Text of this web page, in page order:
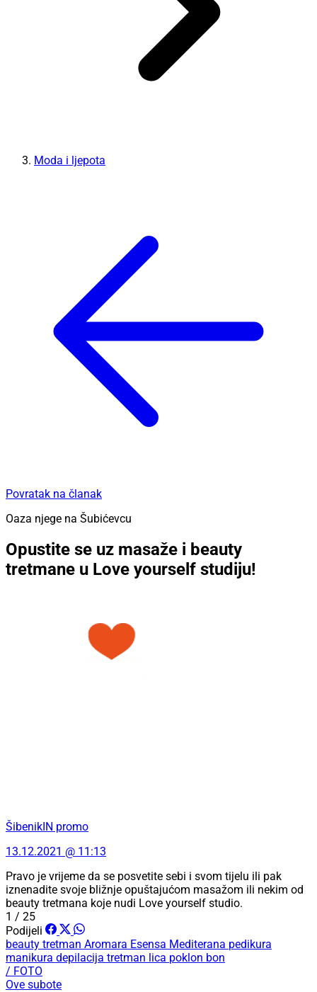
Moda i ljepota
Povratak na članak
Oaza njege na Šubićevcu
Opustite se uz masaže i beauty
tretmane u Love yourself studiju!
ŠibenikIN promo
13.12.2021 @ 11:13
Pravo je vrijeme da se posvetite sebi i svom tijelu ili pak
iznenadite svoje bližnje opuštajućom masažom ili nekim od
beauty tretmana koje nudi Love yourself studio.
1 / 25
Podijeli
beauty tretman Aromara Esensa Mediterana pedikura
manikura depilacija tretman lica poklon bon
/ FOTO
Ove subote